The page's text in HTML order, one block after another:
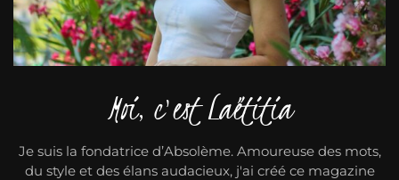
Moi, c'est Laëtitia
Je suis la fondatrice d’Absolème. Amoureuse des mots,
du style et des élans audacieux, j'ai créé ce magazine